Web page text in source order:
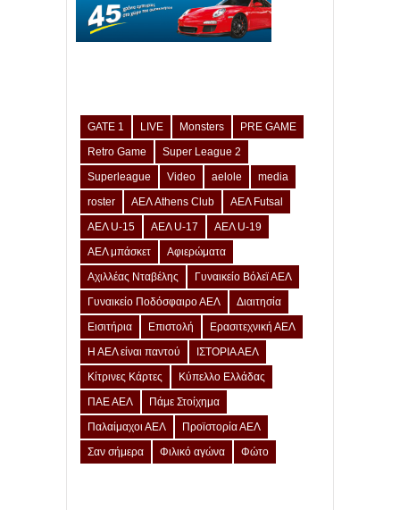
GATE 1 LIVE Monsters
PRE GAME
Retro Game
Super League 2
Superleague
Video aelole
media
roster
ΑΕΛ Athens Club
ΑΕΛ Futsal
ΑΕΛ U-15
ΑΕΛ U-17
ΑΕΛ U-19
ΑΕΛ μπάσκετ
Αφιερώματα
Αχιλλέας Νταβέλης
Γυναικείο Βόλεϊ ΑΕΛ
Γυναικείο Ποδόσφαιρο ΑΕΛ
Διαιτησία
Εισιτήρια
Επιστολή
Ερασιτεχνική ΑΕΛ
Η ΑΕΛ είναι παντού
ΙΣΤΟΡΙΑ ΑΕΛ
Κίτρινες Κάρτες
Κύπελλο Ελλάδας
ΠΑΕ ΑΕΛ
Πάμε Στοίχημα
Παλαίμαχοι ΑΕΛ
Προϊστορία ΑΕΛ
Σαν σήμερα
Φιλικό αγώνα Φώτο